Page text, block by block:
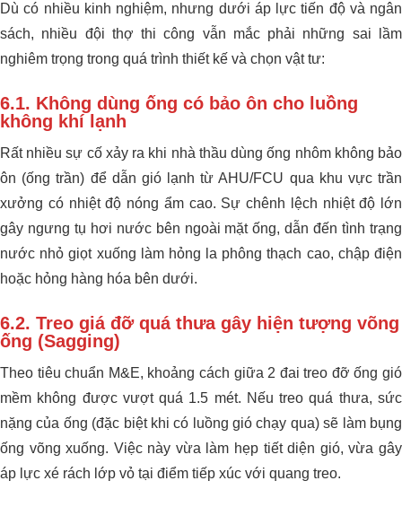
Dù có nhiều kinh nghiệm, nhưng dưới áp lực tiến độ và ngân
sách, nhiều đội thợ thi công vẫn mắc phải những sai lầm
nghiêm trọng trong quá trình thiết kế và chọn vật tư:
6.1. Không dùng ống có bảo ôn cho luồng
không khí lạnh
Rất nhiều sự cố xảy ra khi nhà thầu dùng ống nhôm không bảo
ôn (ống trần) để dẫn gió lạnh từ AHU/FCU qua khu vực trần
xưởng có nhiệt độ nóng ẩm cao. Sự chênh lệch nhiệt độ lớn
gây ngưng tụ hơi nước bên ngoài mặt ống, dẫn đến tình trạng
nước nhỏ giọt xuống làm hỏng la phông thạch cao, chập điện
hoặc hỏng hàng hóa bên dưới.
6.2. Treo giá đỡ quá thưa gây hiện tượng võng
ống (Sagging)
Theo tiêu chuẩn M&E, khoảng cách giữa 2 đai treo đỡ ống gió
mềm không được vượt quá 1.5 mét. Nếu treo quá thưa, sức
nặng của ống (đặc biệt khi có luồng gió chạy qua) sẽ làm bụng
ống võng xuống. Việc này vừa làm hẹp tiết diện gió, vừa gây
áp lực xé rách lớp vỏ tại điểm tiếp xúc với quang treo.